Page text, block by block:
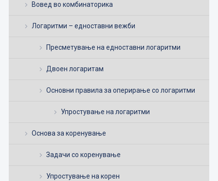
Вовед во комбинаторика
Логаритми – едноставни вежби
Пресметување на едноставни логаритми
Двоен логаритам
Основни правила за оперирање со логаритми
Упростување на логаритми
Основа за коренување
Задачи со коренување
Упростување на корен